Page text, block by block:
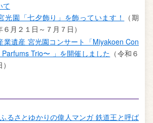
て
光園「七夕飾り」を飾っています！
（期
月２１日～７月７日）
業遺産 宮光園コンサート「Miyakoen Con
Trio〜 」を開催しました （令和６
るさとゆかりの偉人マンガ 鉄道王と呼ば